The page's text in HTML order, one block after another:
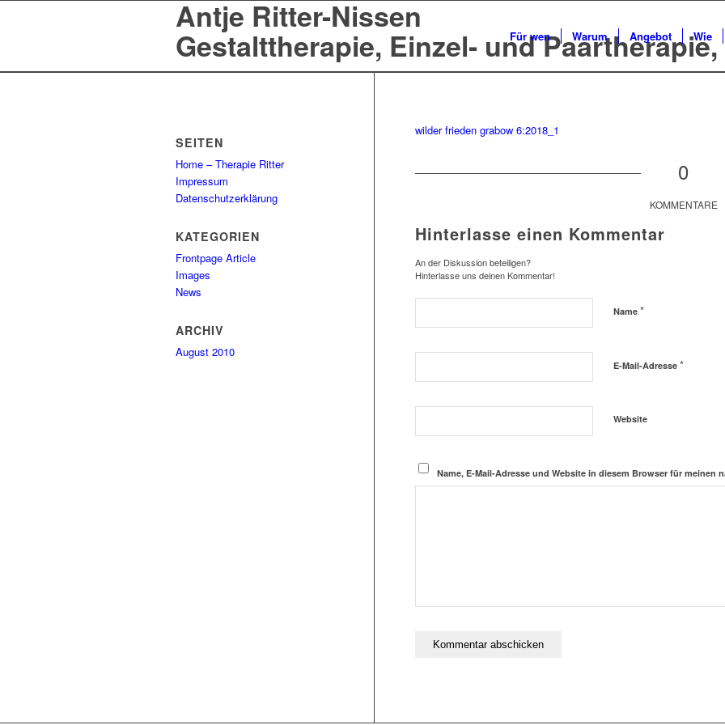
Antje Ritter-Nissen
Gestalttherapie, Einzel- und
Für wen Warum Angebot Wie
wilder frieden grabow 6:2018_1
0
KOMMENTARE
Hinterlasse einen Kommentar
An der Diskussion beteiligen?
Hinterlasse uns deinen Kommentar!
Name *
E-Mail-Adresse *
Website
Name, E-Mail-Adresse und Website in diesem Browser für meinen
SEITEN
Home – Therapie Ritter
Impressum
Datenschutzerklärung
KATEGORIEN
Frontpage Article
Images
News
ARCHIV
August 2010